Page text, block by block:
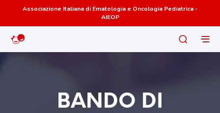
Associazione Italiana di Ematologia e Oncologia Pediatrica -
AIEOP
BANDO DI